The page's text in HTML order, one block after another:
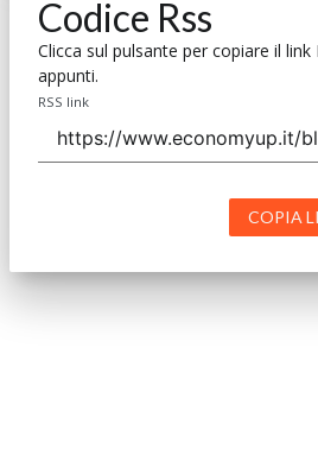
Codice Rss
Clicca sul pulsante per copiare il link
appunti.
RSS link
COPIA